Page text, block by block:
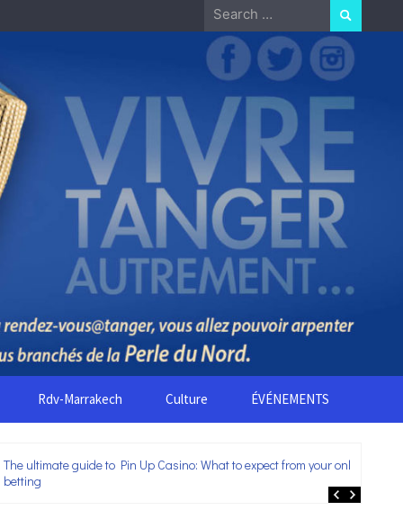
Search
for:
Rdv-Marrakech Culture ÉVÉNEMENTS
The ultimate guide to Pin Up Casino: What to expect from your online
betting